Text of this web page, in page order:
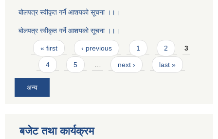
बोलपत्र स्वीकृत गर्ने आशयको सूचना ।।।
बोलपत्र स्वीकृत गर्ने आशयको सूचना ।।।
Pages
« first ‹ previous 1 2 3
4 5 … next › last »
अन्य
बजेट तथा कार्यक्रम